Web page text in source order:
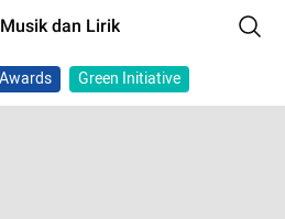
Musik dan Lirik
Green Initiative